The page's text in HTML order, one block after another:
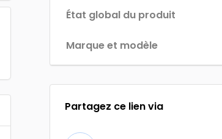
État global du produit
Marque et modèle
Partagez ce lien via